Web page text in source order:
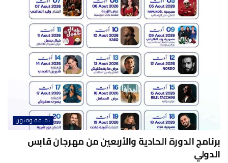
ثقافة وفنون
برنامج الدورة الحادية والأربعين من مهرجان قابس
الدولي